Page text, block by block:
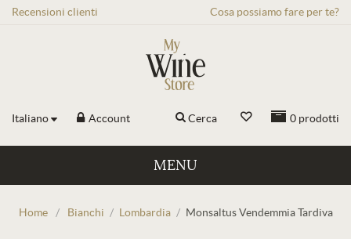
Recensioni clienti Cosa possiamo fare per te?
Italiano Account 0 prodotti
Cerca
MENU
Home / Bianchi / Lombardia / Monsaltus Vendemmia Tardiva